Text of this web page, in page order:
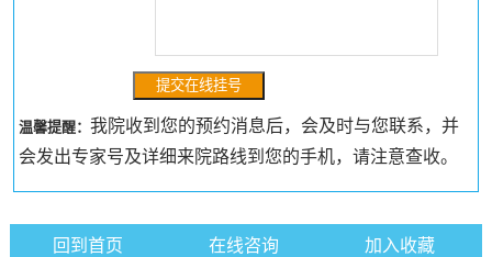
温馨提醒：我院收到您的预约消息后，会及时与您联系，并
会发出专家号及详细来院路线到您的手机，请注意查收。
回到首页 在线咨询 加入收藏